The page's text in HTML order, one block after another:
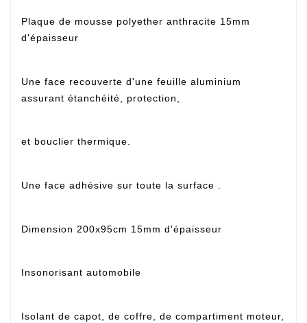
Plaque de mousse polyether anthracite 15mm
d'épaisseur
Une face recouverte d'une feuille aluminium
assurant étanchéité, protection,
et bouclier thermique.
Une face adhésive sur toute la surface .
Dimension 200x95cm 15mm d'épaisseur
Insonorisant automobile
Isolant de capot, de coffre, de compartiment moteur,